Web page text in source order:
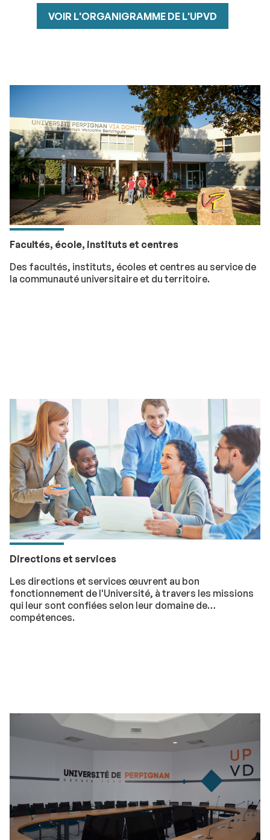
VOIR L'ORGANIGRAMME DE L'UPVD
Facultés, école, instituts et centres
Des facultés, instituts, écoles et centres au service de
la communauté universitaire et du territoire.
Directions et services
Les directions et services œuvrent au bon
fonctionnement de l'Université, à travers les missions
qui leur sont confiées selon leur domaine de
compétences.